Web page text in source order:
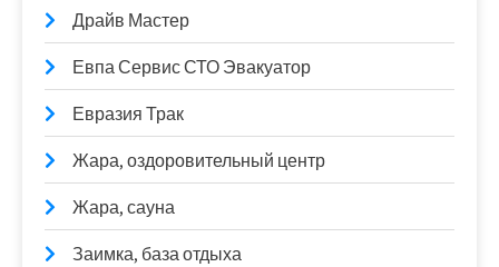
Драйв Мастер
Евпа Сервис СТО Эвакуатор
Евразия Трак
Жара, оздоровительный центр
Жара, сауна
Заимка, база отдыха